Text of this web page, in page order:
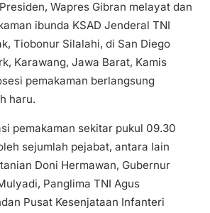
Wapres Gibran melayat dan
ibunda KSAD Jenderal TNI
Tiobonur Silalahi, di San Diego
Karawang, Jawa Barat, Kamis
pemakaman berlangsung
haru.
pemakaman sekitar pukul 09.30
sejumlah pejabat, antara lain
Doni Hermawan, Gubernur
Panglima TNI Agus
Pusat Kesenjataan Infanteri